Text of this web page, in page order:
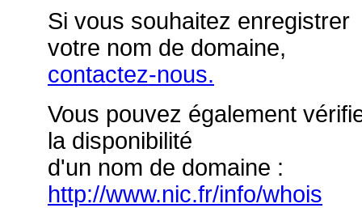
Si vous souhaitez enregistrer
votre nom de domaine,
contactez-nous.
Vous pouvez également
la disponibilité
d'un nom de domaine :
http://www.nic.fr/info/whois